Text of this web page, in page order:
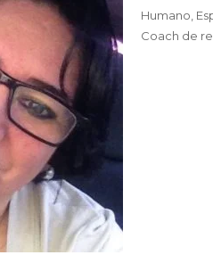
Humano,
Coach de